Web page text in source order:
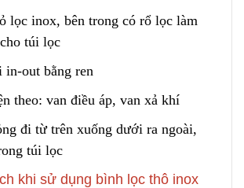
lọc inox, bên trong có rổ lọc làm
túi lọc
in-out bằng ren
theo: van điều áp, van xả khí
đi từ trên xuống dưới ra ngoài,
túi lọc
khi sử dụng bình lọc thô inox